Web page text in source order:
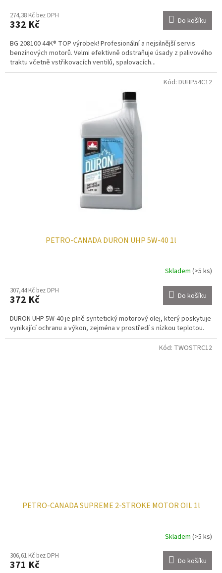
274,38 Kč bez DPH
332 Kč Do košíku
BG 208100 44K® TOP výrobek! Profesionální a nejsilnější servis
benzínových motorů. Velmi efektivně odstraňuje úsady z palivového
traktu včetně vstřikovacích ventilů, spalovacích...
PETRO-CANADA DURON UHP 5W-40 1l
Skladem (>5 ks)
307,44 Kč bez DPH
372 Kč Do košíku
DURON UHP 5W-40 je plně syntetický motorový olej, který poskytuje
vynikající ochranu a výkon, zejména v prostředí s nízkou teplotou.
Kód: DUHP54C12
PETRO-CANADA SUPREME 2-STROKE MOTOR OIL 1l
Skladem (>5 ks)
306,61 Kč bez DPH
371 Kč Do košíku
Kód: TWOSTRC12